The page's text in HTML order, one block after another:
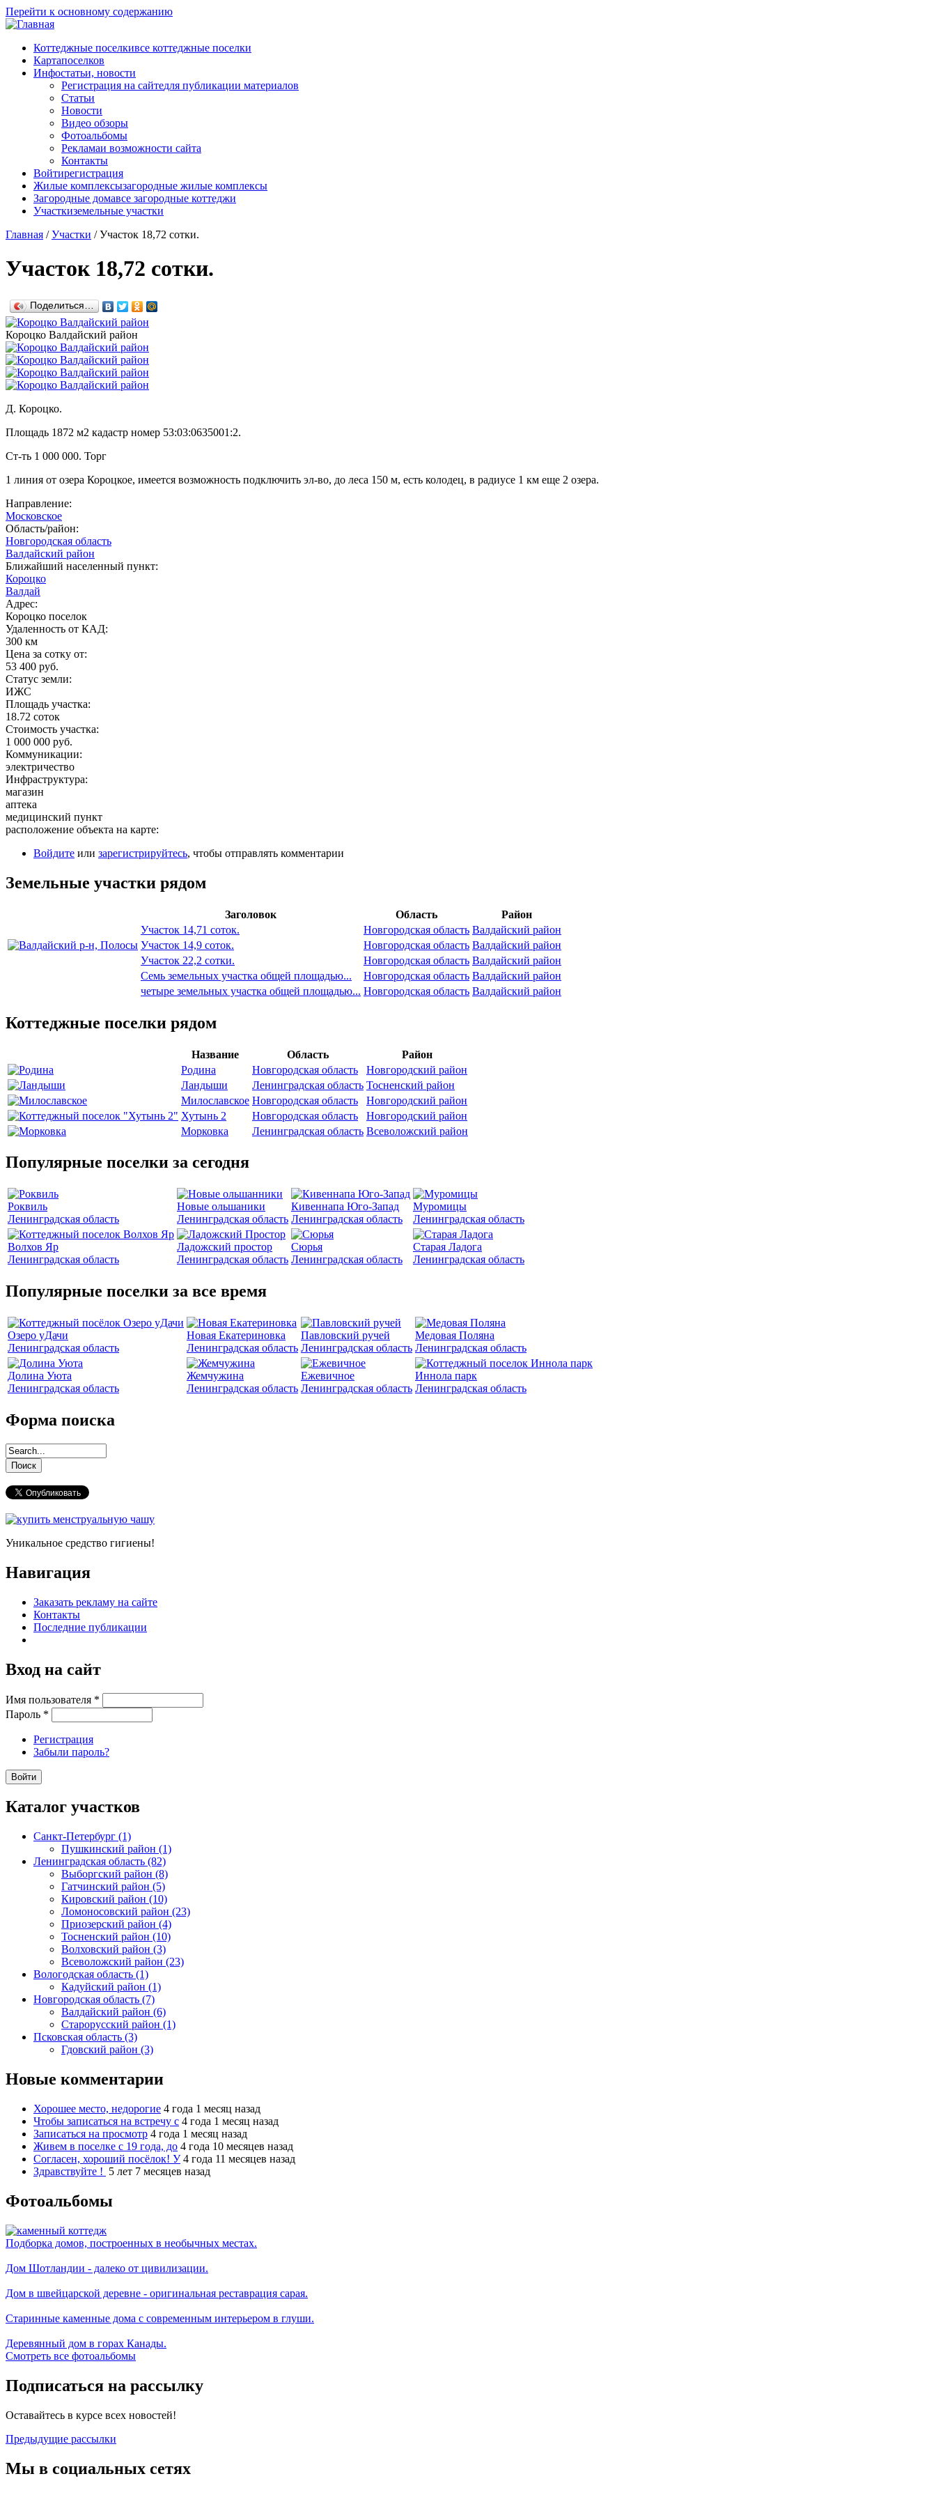
Перейти к основному содержанию
Коттеджные поселкивсе коттеджные поселки
Картапоселков
Инфостатьи, новости
Регистрация на сайтедля публикации материалов
Статьи
Новости
Видео обзоры
Фотоальбомы
Рекламаи возможности сайта
Контакты
Войтирегистрация
Жилые комплексызагородные жилые комплексы
Загородные домавсе загородные коттеджи
Участкиземельные участки
Главная / Участки /Участок 18,72 сотки.
Участок 18,72 сотки.
Поделиться…
Короцко Валдайский район
Д. Короцко.
Площадь 1872 м2 кадастр номер 53:03:0635001:2.
Ст-ть 1 000 000. Торг
1 линия от озера Короцкое, имеется возможность подключить эл-во, до леса 150 м, есть колодец, в радиусе 1 км еще 2 озера.
Направление:
Московское
Область/район:
Новгородская область
Валдайский район
Ближайший населенный пункт:
Короцко
Валдай
Адрес:
Короцко поселок
Удаленность от КАД:
300 км
Цена за сотку от:
53 400 руб.
Статус земли:
ИЖС
Площадь участка:
18.72 соток
Стоимость участка:
1 000 000 руб.
Коммуникации:
электричество
Инфраструктура:
магазин
аптека
медицинский пункт
расположение объекта на карте:
Войдите или зарегистрируйтесь, чтобы отправлять комментарии
Земельные участки рядом
Заголовок Область
Район
Участок 14,71 соток.
Новгородская область Валдайский район
Участок 14,9 соток.
Новгородская область Валдайский район
Участок 22,2 сотки.
Новгородская область Валдайский район
Семь земельных участка общей площадью...
Новгородская область Валдайский район
четыре земельных участка общей площадью... Новгородская область Валдайский район
Коттеджные поселки рядом
Название Область
Район
Родина
Новгородская область
Новгородский район
Ландыши
Ленинградская область Тосненский район
Милославское Новгородская область
Новгородский район
Хутынь 2
Новгородская область
Новгородский район
Морковка
Ленинградская область Всеволожский район
Популярные поселки за сегодня
Роквиль
Ленинградская область
Новые ольшаники
Ленинградская область
Кивеннапа Юго-Запад
Ленинградская область
Муромицы
Ленинградская область
Волхов Яр
Ленинградская область
Ладожский простор
Ленинградская область
Сюрья
Ленинградская область
Старая Ладога
Ленинградская область
Популярные поселки за все время
Озеро уДачи
Ленинградская область
Новая Екатериновка
Ленинградская область
Павловский ручей
Ленинградская область
Медовая Поляна
Ленинградская область
Долина Уюта
Ленинградская область
Жемчужина
Ленинградская область
Ежевичное
Ленинградская область
Иннола парк
Ленинградская область
Форма поиска
Уникальное средство гигиены!
Навигация
Заказать рекламу на сайте
Контакты
Последние публикации
Вход на сайт
Имя пользователя *
Пароль *
Регистрация
Забыли пароль?
Каталог участков
Санкт-Петербург (1)
Пушкинский район (1)
Ленинградская область (82)
Выборгский район (8)
Гатчинский район (5)
Кировский район (10)
Ломоносовский район (23)
Приозерский район (4)
Тосненский район (10)
Волховский район (3)
Всеволожский район (23)
Вологодская область (1)
Кадуйский район (1)
Новгородская область (7)
Валдайский район (6)
Старорусский район (1)
Псковская область (3)
Гдовский район (3)
Новые комментарии
Хорошее место, недорогие 4 года 1 месяц назад
Чтобы записаться на встречу с 4 года 1 месяц назад
Записаться на просмотр 4 года 1 месяц назад
Живем в поселке с 19 года, до 4 года 10 месяцев назад
Согласен, хороший посёлок! У 4 года 11 месяцев назад
Здравствуйте ! 5 лет 7 месяцев назад
Фотоальбомы
Подборка домов, построенных в необычных местах.
Дом Шотландии - далеко от цивилизации.
Дом в швейцарской деревне - оригинальная реставрация сарая.
Старинные каменные дома с современным интерьером в глуши.
Деревянный дом в горах Канады.
Смотреть все фотоальбомы
Подписаться на рассылку
Оставайтесь в курсе всех новостей!
Предыдущие рассылки
Мы в социальных сетях